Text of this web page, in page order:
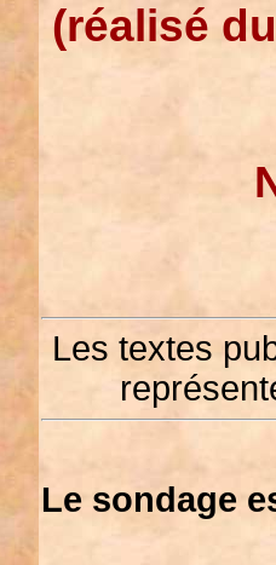
(réalisé
Les textes
Le sondage